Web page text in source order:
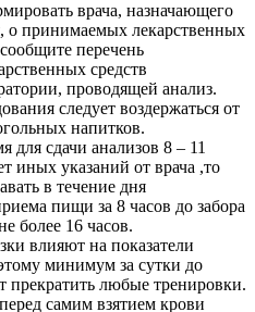
врача, назначающего
о принимаемых лекарственных
перечень
средств
проводящей анализ.
следует воздержаться от
напитков.
для сдачи анализов 8 – 11
иных указаний от врача ,то
в течение дня
пищи за 8 часов до забора
более 16 часов.
влияют на показатели
минимум за сутки до
прекратить любые тренировки.
самим взятием крови